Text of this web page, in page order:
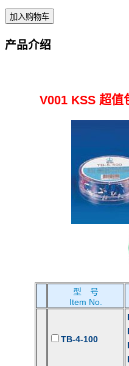
产品介绍
V001 KSS 超值
型 号
Item No.
TB-4-100